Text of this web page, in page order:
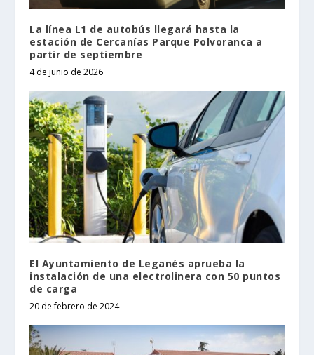
La línea L1 de autobús llegará hasta la
estación de Cercanías Parque Polvoranca a
partir de septiembre
4 de junio de 2026
El Ayuntamiento de Leganés aprueba la
instalación de una electrolinera con 50 puntos
de carga
20 de febrero de 2024